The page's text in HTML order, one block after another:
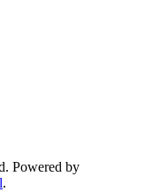
Powered by
.